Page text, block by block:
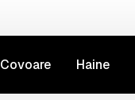
Covoare Haine